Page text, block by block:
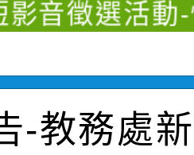
學同樂會」
列講座及成長
參加
新生補報到
果(第10招)】
-教務處